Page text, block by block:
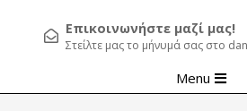
Επικοινωνήστε μαζί μας!
Στείλτε μας το μήνυμά σας στο
Navigation
Menu